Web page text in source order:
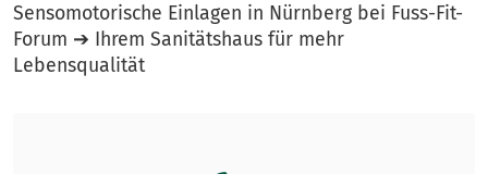
Sensomotorische Einlagen in Nürnberg bei Fuss-Fit-
Forum ➔ Ihrem Sanitätshaus für mehr
Lebensqualität